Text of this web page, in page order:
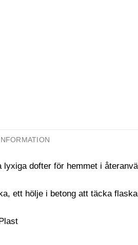
lyxiga dofter för hemmet i
ett hölje i betong att täcka